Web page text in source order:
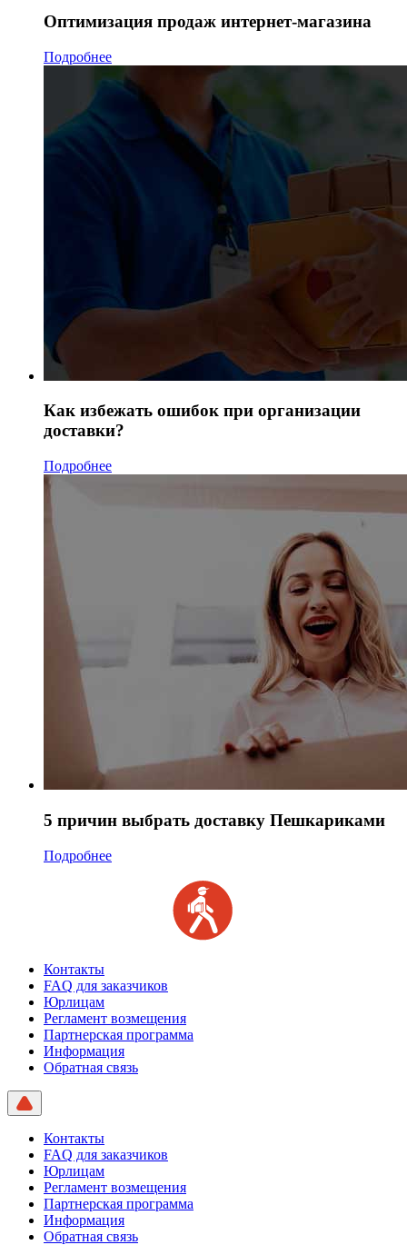
Оптимизация продаж интернет-магазина
Подробнее
Как избежать ошибок при организации
доставки?
Подробнее
5 причин выбрать доставку Пешкариками
Подробнее
Контакты
FAQ для заказчиков
Юрлицам
Регламент возмещения
Партнерская программа
Информация
Обратная связь
Контакты
FAQ для заказчиков
Юрлицам
Регламент возмещения
Партнерская программа
Информация
Обратная связь